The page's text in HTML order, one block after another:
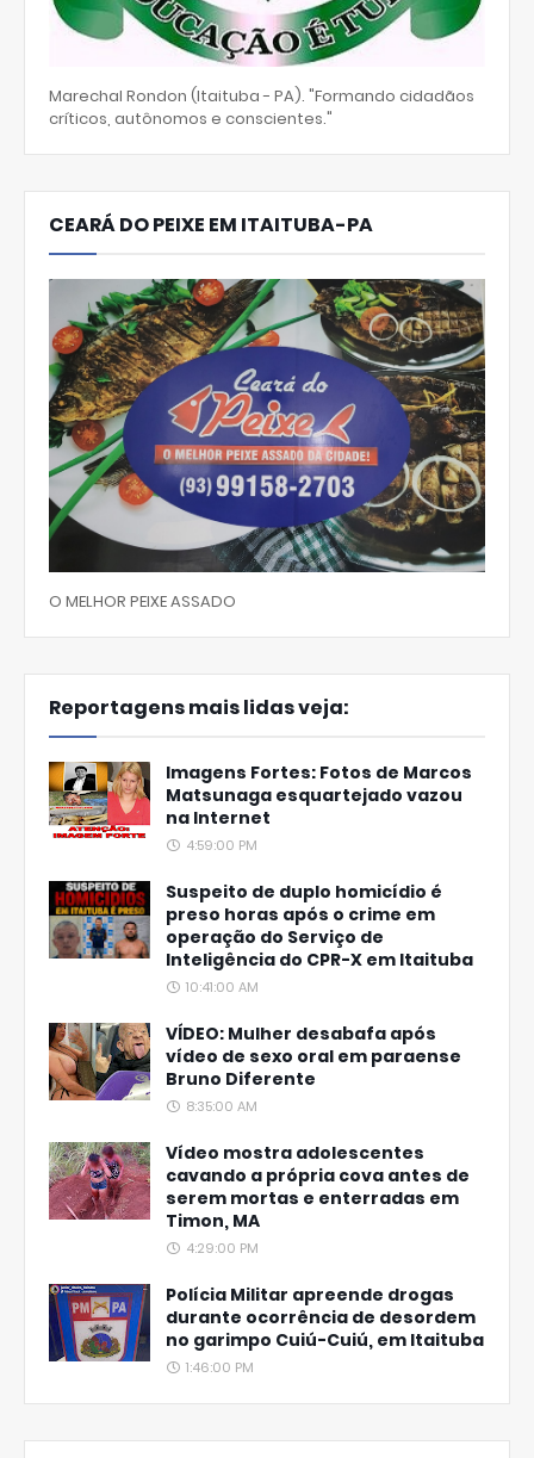
Marechal Rondon (Itaituba - PA). "Formando cidadãos
críticos, autônomos e conscientes."
CEARÁ DO PEIXE EM ITAITUBA-PA
O MELHOR PEIXE ASSADO
Reportagens mais lidas veja:
Imagens Fortes: Fotos de Marcos
Matsunaga esquartejado vazou
na Internet
4:59:00 PM
Suspeito de duplo homicídio é
preso horas após o crime em
operação do Serviço de
Inteligência do CPR-X em Itaituba
10:41:00 AM
VÍDEO: Mulher desabafa após
vídeo de sexo oral em paraense
Bruno Diferente
8:35:00 AM
Vídeo mostra adolescentes
cavando a própria cova antes de
serem mortas e enterradas em
Timon, MA
4:29:00 PM
Polícia Militar apreende drogas
durante ocorrência de desordem
no garimpo Cuiú-Cuiú, em Itaituba
1:46:00 PM